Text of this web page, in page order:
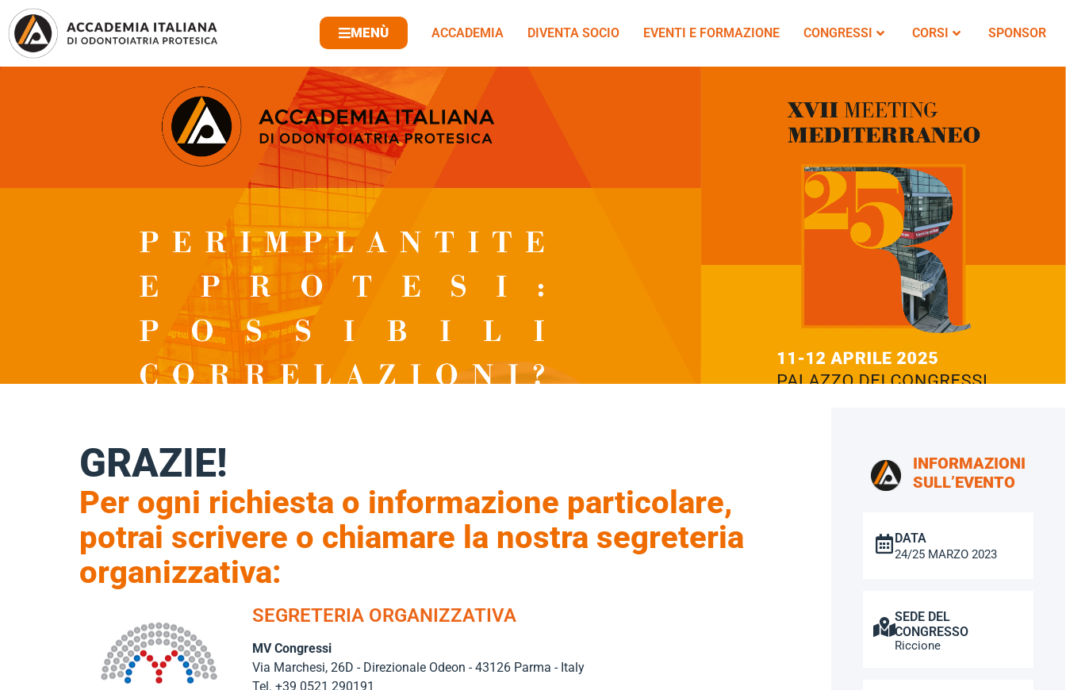
CONTATTI
MENÙ ACCADEMIA DIVENTA SOCIO EVENTI E FORMAZIONE CONGRESSI CORSI SPONSOR
GRAZIE!
Per ogni richiesta o informazione particolare,
potrai scrivere o chiamare la nostra segreteria
organizzativa:
SEGRETERIA ORGANIZZATIVA
MV Congressi
Via Marchesi, 26D - Direzionale Odeon - 43126 Parma - Italy
Tel. +39 0521 290191
INFORMAZIONI
SULL’EVENTO
DATA
24/25 MARZO 2023
SEDE DEL
CONGRESSO
Riccione